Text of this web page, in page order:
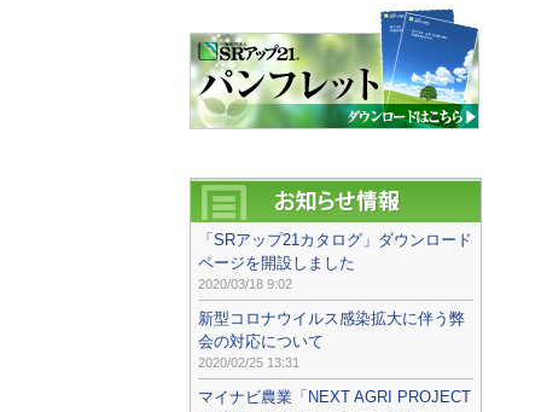
「SRアップ21カタログ」ダウンロード
ページを開設しました
2020/03/18 9:02
新型コロナウイルス感染拡大に伴う弊
会の対応について
2020/02/25 13:31
マイナビ農業「NEXT AGRI PROJECT